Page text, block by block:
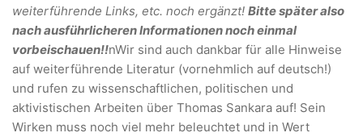
weiterführende Links, etc. noch ergänzt! Bitte später also
nach ausführlicheren Informationen noch einmal
vorbeischauen!!nWir sind auch dankbar für alle Hinweise
auf weiterführende Literatur (vornehmlich auf deutsch!)
und rufen zu wissenschaftlichen, politischen und
aktivistischen Arbeiten über Thomas Sankara auf! Sein
Wirken muss noch viel mehr beleuchtet und in Wert